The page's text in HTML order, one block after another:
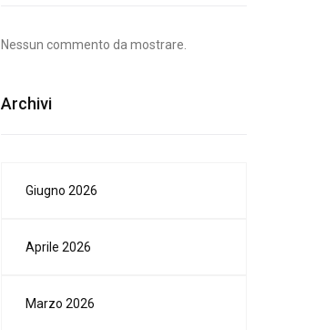
Nessun commento da mostrare.
Archivi
Giugno 2026
Aprile 2026
Marzo 2026